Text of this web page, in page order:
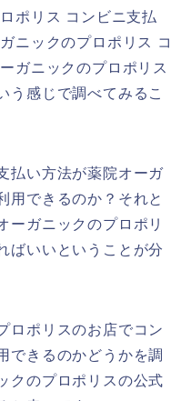
ポリス コンビニ支払
ニックのプロポリス コ
ガニックのプロポリス
感じで調べてみるこ
払い方法が薬院オーガ
用できるのか？それと
ーガニックのプロポリ
ばいいということが分
ロポリスのお店でコン
できるのかどうかを調
クのプロポリスの公式